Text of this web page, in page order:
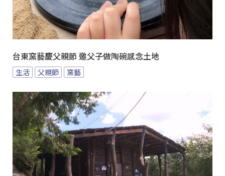
台東窯藝慶父親節 邀父子做陶碗感念土地
生活 父親節 窯藝